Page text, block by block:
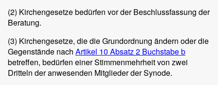
(2) Kirchengesetze bedürfen vor der Beschlussfassung der
Beratung.
(3) Kirchengesetze, die die Grundordnung ändern oder die
Gegenstände nach Artikel 10 Absatz 2 Buchstabe b
betreffen, bedürfen einer Stimmenmehrheit von zwei
Dritteln der anwesenden Mitglieder der Synode.